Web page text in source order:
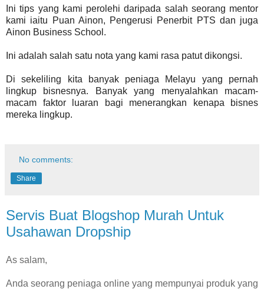
Ini tips yang kami perolehi daripada salah seorang mentor
kami iaitu Puan Ainon, Pengerusi Penerbit PTS dan juga
Ainon Business School.
Ini adalah salah satu nota yang kami rasa patut dikongsi.
Di sekeliling kita banyak peniaga Melayu yang pernah
lingkup bisnesnya. Banyak yang menyalahkan macam-
macam faktor luaran bagi menerangkan kenapa bisnes
mereka lingkup.
No comments:
Share
Servis Buat Blogshop Murah Untuk
Usahawan Dropship
As salam,
Anda seorang peniaga online yang mempunyai produk yang